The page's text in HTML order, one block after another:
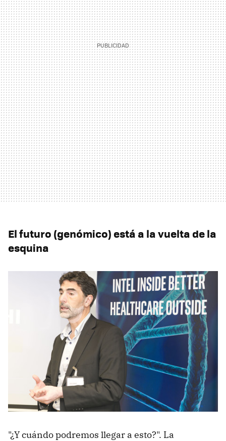
El futuro (genómico) está a la vuelta de la
esquina
"¿Y cuándo podremos llegar a esto?". La